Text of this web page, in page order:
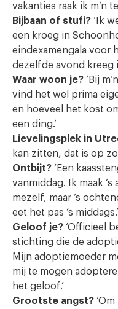
vakanties raak ik m’n
Bijbaan of stufi? ‘Ik
een kroeg in
eindexamengala voor
dezelfde avond kreeg
Waar woon je? ‘Bij
vind het wel prima
en hoeveel het kost
een ding.’
Lievelingsplek in
kan zitten, dat is op
Ontbijt? ‘Een
vanmiddag. Ik maak
mezelf, maar ’s
eet het pas ’s middags.’
Geloof je? ‘Officieel
stichting die de
Mijn adoptiemoeder
mij te mogen
het geloof.’
Grootste angst?